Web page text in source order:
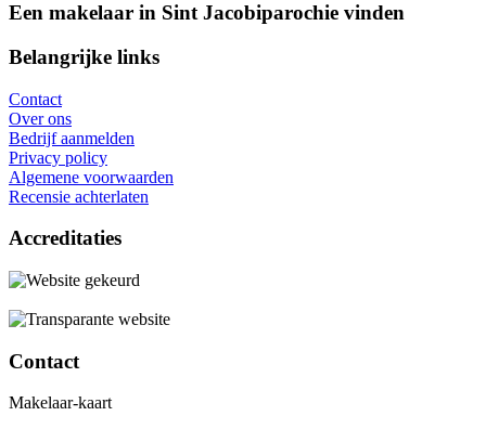
Een makelaar in Sint Jacobiparochie vinden
Belangrijke links
Contact
Over ons
Bedrijf aanmelden
Privacy policy
Algemene voorwaarden
Recensie achterlaten
Accreditaties
Contact
Makelaar-kaart